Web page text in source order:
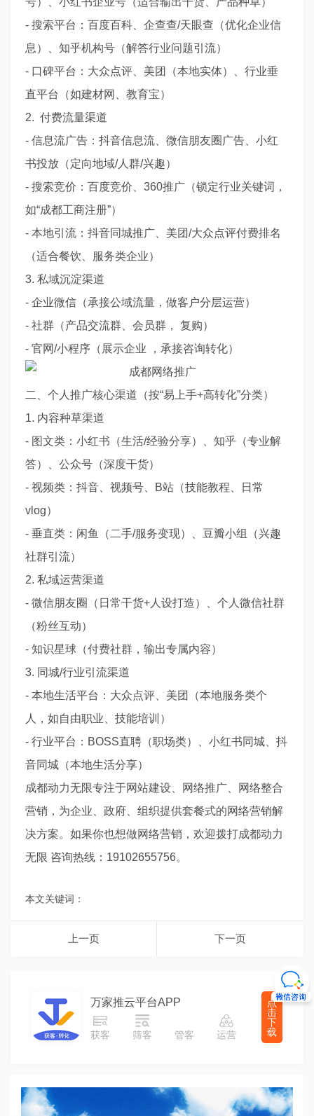
- 搜索平台：百度百科、企查查/天眼查（优化企业信
息）、知乎机构号（解答行业问题引流）
- 口碑平台：大众点评、美团（本地实体）、行业垂
直平台（如建材网、教育宝）
2. 付费流量渠道
- 信息流广告：抖音信息流、微信朋友圈广告、小红
书投放（定向地域/人群/兴趣）
- 搜索竞价：百度竞价、360推广（锁定行业关键词，
如“成都工商注册”）
- 本地引流：抖音同城推广、美团/大众点评付费排名
（适合餐饮、服务类企业）
3. 私域沉淀渠道
- 企业微信（承接公域流量，做客户分层运营）
- 社群（产品交流群、会员群， 复购）
- 官网/小程序（展示企业 ，承接咨询转化）
二、个人推广核心渠道（按“易上手+高转化”分类）
1. 内容种草渠道
- 图文类：小红书（生活/经验分享）、知乎（专业解
答）、公众号（深度干货）
- 视频类：抖音、视频号、B站（技能教程、日常
vlog）
- 垂直类：闲鱼（二手/服务变现）、豆瓣小组（兴趣
社群引流）
2. 私域运营渠道
- 微信朋友圈（日常干货+人设打造）、个人微信社群
（粉丝互动）
- 知识星球（付费社群，输出专属内容）
3. 同城/行业引流渠道
- 本地生活平台：大众点评、美团（本地服务类个
人，如自由职业、技能培训）
- 行业平台：BOSS直聘（职场类）、小红书同城、抖
音同城（本地生活分享）
成都动力无限专注于网站建设、网络推广、网络整合
营销，为企业、政府、组织提供套餐式的网络营销解
决方案。如果你也想做网络营销，欢迎拨打成都动力
无限 咨询热线：19102655756。
本文关键词：
上一页 下一页
万家推云平台APP
获客 筛客 管客 运营
点
击
下
载